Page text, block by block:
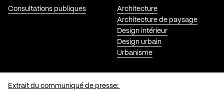
Consultations publiques
Architecture
Architecture de paysage
Design intérieur
Design urbain
Urbanisme
Extrait du communiqué de presse: